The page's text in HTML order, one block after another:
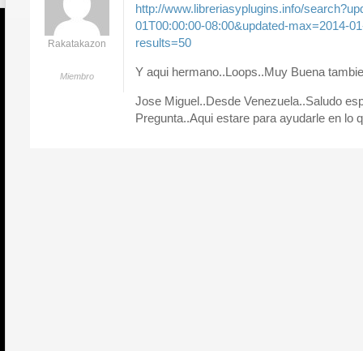
Rakatakazon
Miembro
http://www.libreriasyplugins.info/
01T00:00:00-08:00&updated-max=2014-
results=50
Y aqui hermano..Loops..Muy Buena
Jose Miguel..Desde Venezuela..Saludo
Pregunta..Aqui estare para ayudarle en lo